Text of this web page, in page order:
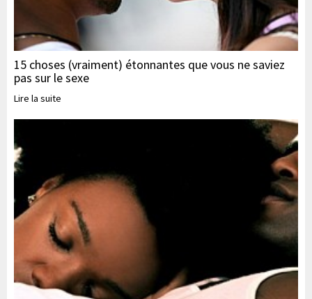
15 choses (vraiment) étonnantes que vous ne saviez
pas sur le sexe
Lire la suite